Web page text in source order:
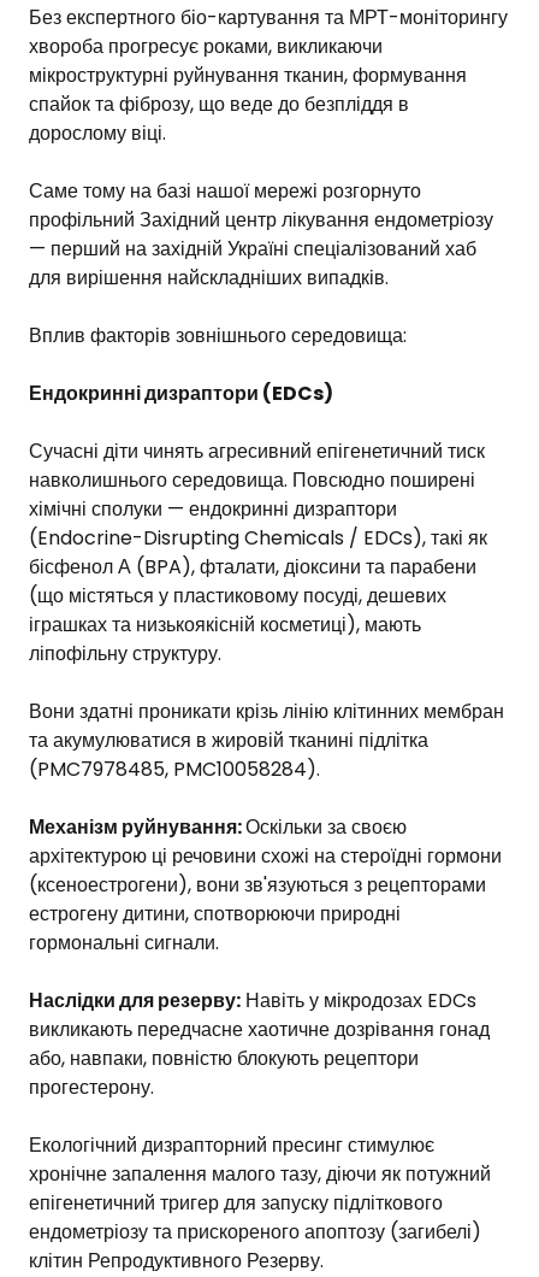
Без експертного біо-картування та МРТ-моніторингу
хвороба прогресує роками, викликаючи
мікроструктурні руйнування тканин, формування
спайок та фіброзу, що веде до безпліддя в
дорослому віці.
Саме тому на базі нашої мережі розгорнуто
профільний Західний центр лікування ендометріозу
— перший на західній Україні спеціалізований хаб
для вирішення найскладніших випадків.
Вплив факторів зовнішнього середовища:
Ендокринні дизраптори (EDCs)
Сучасні діти чинять агресивний епігенетичний тиск
навколишнього середовища. Повсюдно поширені
хімічні сполуки — ендокринні дизраптори
(Endocrine-Disrupting Chemicals / EDCs), такі як
бісфенол А (BPA), фталати, діоксини та парабени
(що містяться у пластиковому посуді, дешевих
іграшках та низькоякісній косметиці), мають
ліпофільну структуру.
Вони здатні проникати крізь лінію клітинних мембран
та акумулюватися в жировій тканині підлітка
(PMC7978485, PMC10058284).
Механізм руйнування:Оскільки за своєю
архітектурою ці речовини схожі на стероїдні гормони
(ксеноестрогени), вони зв'язуються з рецепторами
естрогену дитини, спотворюючи природні
гормональні сигнали.
Наслідки для резерву: Навіть у мікродозах EDCs
викликають передчасне хаотичне дозрівання гонад
або, навпаки, повністю блокують рецептори
прогестерону.
Екологічний дизрапторний пресинг стимулює
хронічне запалення малого тазу, діючи як потужний
епігенетичний тригер для запуску підліткового
ендометріозу та прискореного апоптозу (загибелі)
клітин Репродуктивного Резерву.